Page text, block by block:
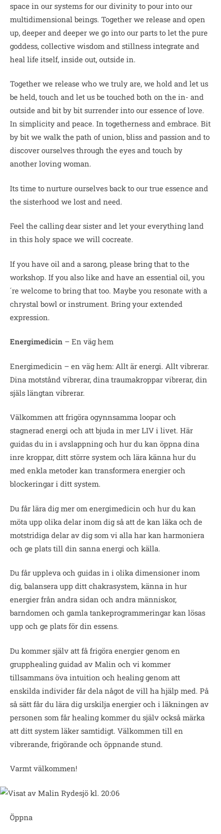
space in our systems for our divinity to pour into our
multidimensional beings. Together we release and open
up, deeper and deeper we go into our parts to let the pure
goddess, collective wisdom and stillness integrate and
heal life itself, inside out, outside in.
Together we release who we truly are, we hold and let us
be held, touch and let us be touched both on the in- and
outside and bit by bit surrender into our essence of love.
In simplicity and peace. In togetherness and embrace. Bit
by bit we walk the path of union, bliss and passion and to
discover ourselves through the eyes and touch by
another loving woman.
Its time to nurture ourselves back to our true essence and
the sisterhood we lost and need.
Feel the calling dear sister and let your everything land
in this holy space we will cocreate.
If you have oil and a sarong, please bring that to the
workshop. If you also like and have an essential oil, you
´re welcome to bring that too. Maybe you resonate with a
chrystal bowl or instrument. Bring your extended
expression.
Energimedicin – En väg hem
Energimedicin – en väg hem: Allt är energi. Allt vibrerar.
Dina motstånd vibrerar, dina traumakroppar vibrerar, din
själs längtan vibrerar.
Välkommen att frigöra ogynnsamma loopar och
stagnerad energi och att bjuda in mer LIV i livet. Här
guidas du in i avslappning och hur du kan öppna dina
inre kroppar, ditt större system och lära känna hur du
med enkla metoder kan transformera energier och
blockeringar i ditt system.
Du får lära dig mer om energimedicin och hur du kan
möta upp olika delar inom dig så att de kan läka och de
motstridiga delar av dig som vi alla har kan harmoniera
och ge plats till din sanna energi och källa.
Du får uppleva och guidas in i olika dimensioner inom
dig, balansera upp ditt chakrasystem, känna in hur
energier från andra sidan och andra människor,
barndomen och gamla tankeprogrammeringar kan lösas
upp och ge plats för din essens.
Du kommer själv att få frigöra energier genom en
grupphealing guidad av Malin och vi kommer
tillsammans öva intuition och healing genom att
enskilda individer får dela något de vill ha hjälp med. På
så sätt får du lära dig urskilja energier och i läkningen av
personen som får healing kommer du själv också märka
att ditt system läker samtidigt. Välkommen till en
vibrerande, frigörande och öppnande stund.
Varmt välkommen!
Öppna